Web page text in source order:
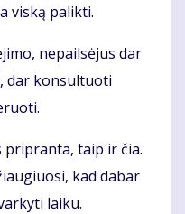
viską palikti.
nepailsėjus dar
dar konsultuoti
pripranta, taip ir čia.
kad dabar
laiku.